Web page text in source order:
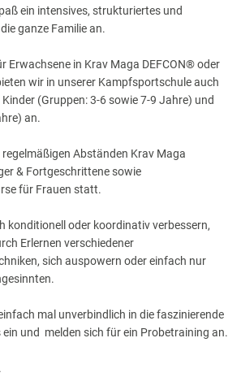
ein intensives, strukturiertes und
ganze Familie an.
Erwachsene in Krav Maga DEFCON® oder
wir in unserer Kampfsportschule auch
(Gruppen: 3-6 sowie 7-9 Jahre) und
an.​
regelmäßigen Abständen Krav Maga
& Fortgeschrittene sowie
für Frauen statt.​
konditionell oder koordinativ verbessern,
Erlernen verschiedener
sich auspowern oder einfach nur
mal unverbindlich in die faszinierende
und melden sich für ein Probetraining an.